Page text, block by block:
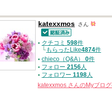
katexxmos さん
認証済
クチコミ 598件
└もらったLike4874件
chieco（Q&A） 0件
フォロー 2156人
フォロワー 1198人
katexxmos さんのMyブロ